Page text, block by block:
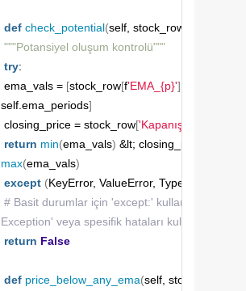
def check_potential(self, stock_row
"""Potansiyel oluşum kontrolü"""
try:
ema_vals = [stock_row[f'EMA_{p}']
self.ema_periods]
closing_price = stock_row['Kapanış'
return min(ema_vals)
max(ema_vals)
except (KeyError, ValueError, TypeError
# Basit durumlar için 'except:' kullanmak yerine
Exception' veya spesifik hataları kullanın
return False
def price_below_any_ema(self, stock_row